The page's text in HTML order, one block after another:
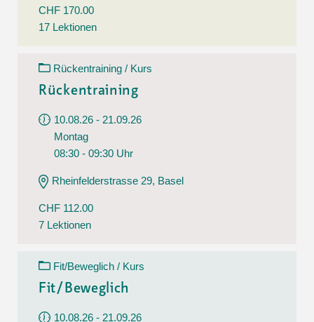
CHF 170.00
17 Lektionen
Rückentraining / Kurs
Rückentraining
10.08.26 - 21.09.26
Montag
08:30 - 09:30 Uhr
Rheinfelderstrasse 29, Basel
CHF 112.00
7 Lektionen
Fit/Beweglich / Kurs
Fit/Beweglich
10.08.26 - 21.09.26